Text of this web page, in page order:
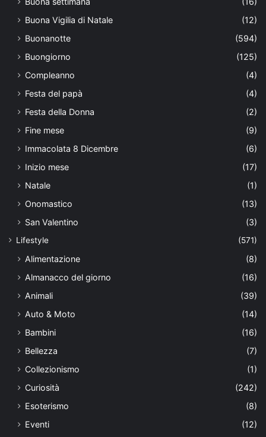
Buona Vigilia di Natale
(12)
Buonanotte
(594)
Buongiorno
(125)
Compleanno
(4)
Festa del papà
(4)
Festa della Donna
(2)
Fine mese
(9)
Immacolata 8 Dicembre
(6)
Inizio mese
(17)
Natale
(1)
Onomastico
(13)
San Valentino
(3)
Lifestyle (571)
Alimentazione
(8)
Almanacco del giorno
(16)
Animali
(39)
Auto & Moto
(14)
Bambini
(16)
Bellezza
(7)
Collezionismo
(1)
Curiosità
(242)
Esoterismo
(8)
Eventi
(12)